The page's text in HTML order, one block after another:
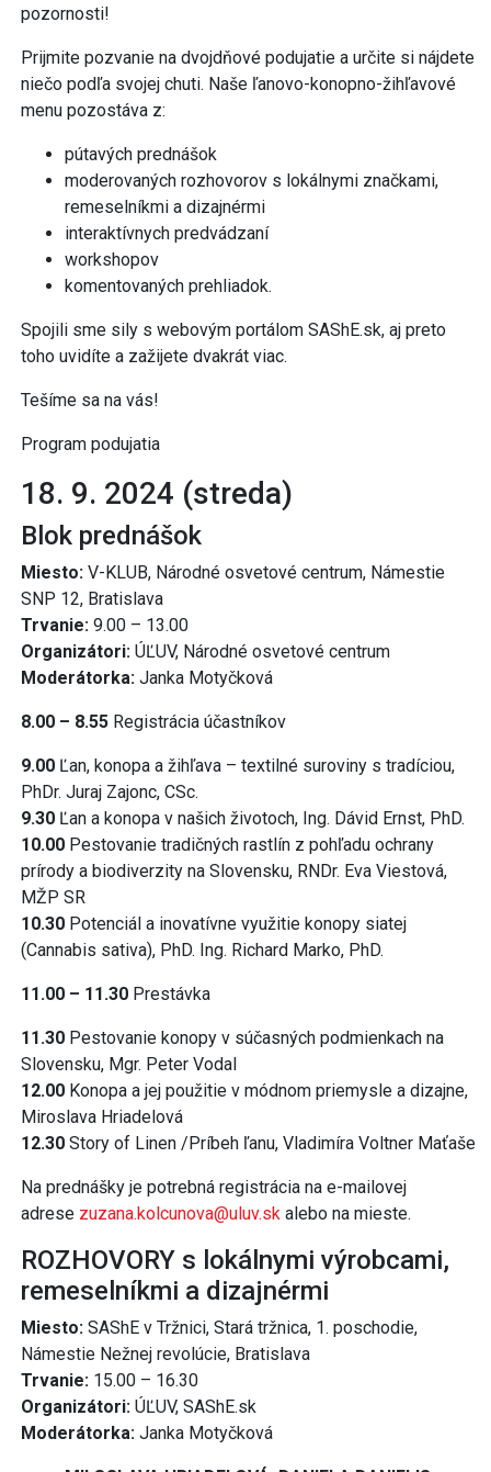
pozornosti!
Prijmite pozvanie na dvojdňové podujatie a určite si nájdete
niečo podľa svojej chuti. Naše ľanovo-konopno-žihľavové
menu pozostáva z:
pútavých prednášok
moderovaných rozhovorov s lokálnymi značkami,
remeselníkmi a dizajnérmi
interaktívnych predvádzaní
workshopov
komentovaných prehliadok.
Spojili sme sily s webovým portálom SAShE.sk, aj preto
toho uvidíte a zažijete dvakrát viac.
Tešíme sa na vás!
Program podujatia
18. 9. 2024 (streda)
Blok prednášok
Miesto: V-KLUB, Národné osvetové centrum, Námestie
SNP 12, Bratislava
Trvanie: 9.00 – 13.00
Organizátori: ÚĽUV, Národné osvetové centrum
Moderátorka: Janka Motyčková
8.00 – 8.55 Registrácia účastníkov
9.00 Ľan, konopa a žihľava – textilné suroviny s tradíciou,
PhDr. Juraj Zajonc, CSc.
9.30 Ľan a konopa v našich životoch, Ing. Dávid Ernst, PhD.
10.00 Pestovanie tradičných rastlín z pohľadu ochrany
prírody a biodiverzity na Slovensku, RNDr. Eva Viestová,
MŽP SR
10.30 Potenciál a inovatívne využitie konopy siatej
(Cannabis sativa), PhD. Ing. Richard Marko, PhD.
11.00 – 11.30 Prestávka
11.30 Pestovanie konopy v súčasných podmienkach na
Slovensku, Mgr. Peter Vodal
12.00 Konopa a jej použitie v módnom priemysle a dizajne,
Miroslava Hriadelová
12.30 Story of Linen /Príbeh ľanu, Vladimíra Voltner Maťaše
Na prednášky je potrebná registrácia na e-mailovej
adrese zuzana.kolcunova@uluv.sk alebo na mieste.
ROZHOVORY s lokálnymi výrobcami,
remeselníkmi a dizajnérmi
Miesto: SAShE v Tržnici, Stará tržnica, 1. poschodie,
Námestie Nežnej revolúcie, Bratislava
Trvanie: 15.00 – 16.30
Organizátori: ÚĽUV, SAShE.sk
Moderátorka: Janka Motyčková